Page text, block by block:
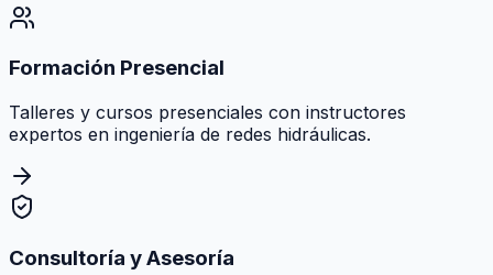
Formación Presencial
Talleres y cursos presenciales con instructores
expertos en ingeniería de redes hidráulicas.
Consultoría y Asesoría